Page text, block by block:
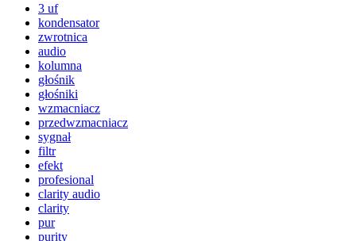
3 uf
kondensator
zwrotnica
audio
kolumna
głośnik
głośniki
wzmacniacz
przedwzmacniacz
sygnał
filtr
efekt
profesional
clarity audio
clarity
pur
purity